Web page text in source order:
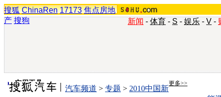
搜狐 ChinaRen 17173 焦点房地
产 搜狗 新闻 - 体育 - S - 娱乐 - V -
实用工具 更多>>
汽车频道 > 专题 > 2010中国新